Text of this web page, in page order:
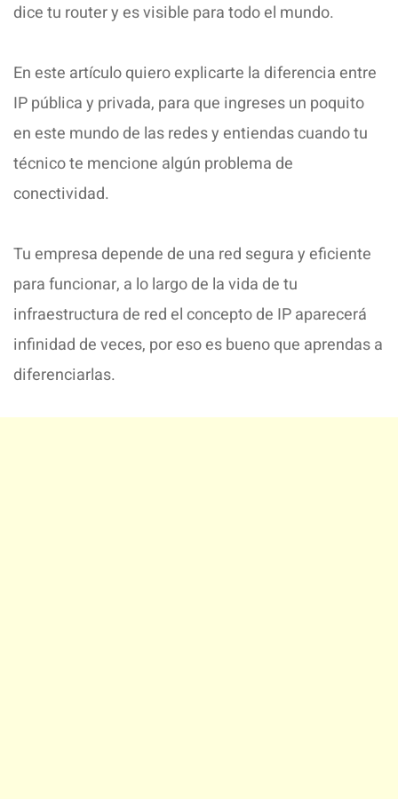
dice tu router y es visible para todo el mundo.
En este artículo quiero explicarte la diferencia entre
IP pública y privada, para que ingreses un poquito
en este mundo de las redes y entiendas cuando tu
técnico te mencione algún problema de
conectividad.
Tu empresa depende de una red segura y eficiente
para funcionar, a lo largo de la vida de tu
infraestructura de red el concepto de IP aparecerá
infinidad de veces, por eso es bueno que aprendas a
diferenciarlas.